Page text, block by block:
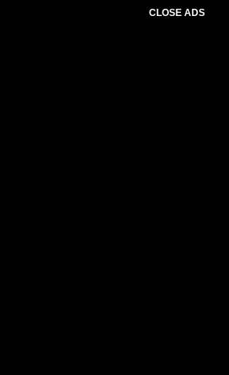
CLOSE ADS